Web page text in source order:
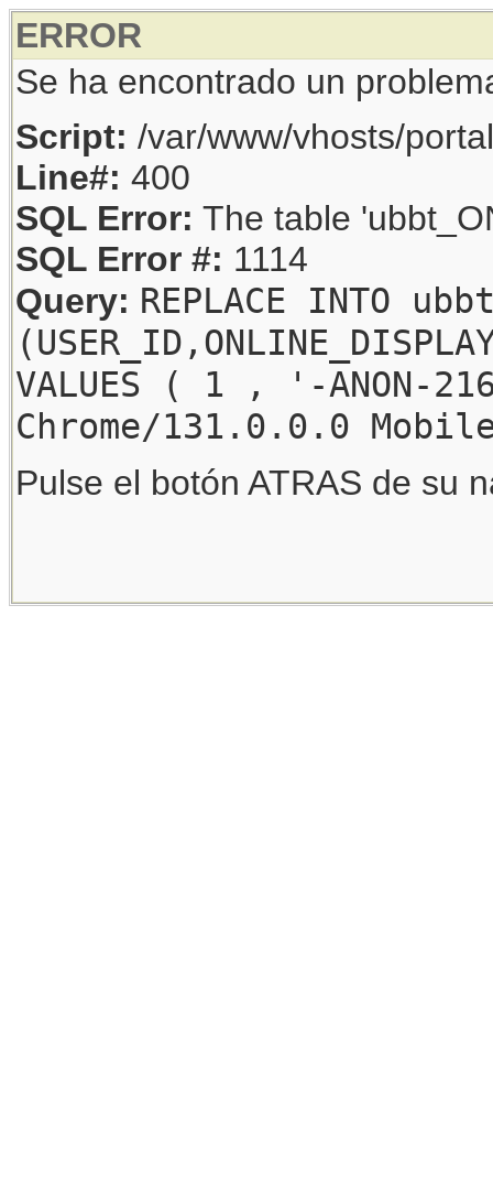
ERROR
Se ha encontrado un
Script: /var/www/vhosts/
Line#: 400
SQL Error: The table
SQL Error #: 1114
Query: REPLACE INTO
VALUES ( 1 , '-
Chrome/131.0.0.0
Pulse el botón ATRAS de su